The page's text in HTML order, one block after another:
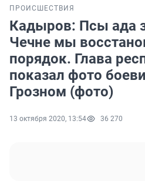
ПРОИСШЕСТВИЯ
Кадыров: Псы ада
Чечне мы
порядок. Глава
показал фото
Грозном (фото)
13 октября 2020, 13:54 36 270